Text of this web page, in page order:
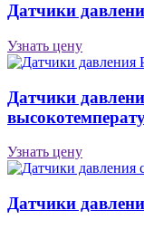
Датчики
Узнать цену
Датчики
Узнать цену
Датчики